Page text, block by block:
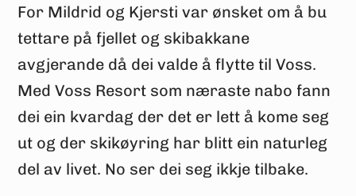
For Mildrid og Kjersti var ønsket om å bu
tettare på fjellet og skibakkane
avgjerande då dei valde å flytte til Voss.
Med Voss Resort som næraste nabo fann
dei ein kvardag der det er lett å kome seg
ut og der skikøyring har blitt ein naturleg
del av livet. No ser dei seg ikkje tilbake.